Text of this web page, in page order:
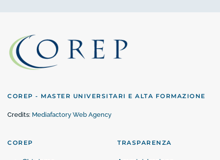
COREP - MASTER UNIVERSITARI E ALTA FORMAZIONE
Credits: Mediafactory Web Agency
COREP TRASPARENZA